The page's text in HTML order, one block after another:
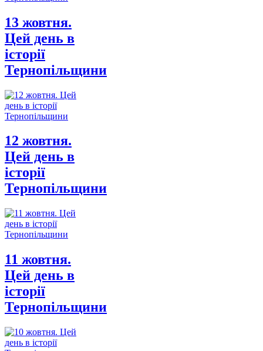
13 жовтня.
Цей день в
історії
Тернопільщини
12 жовтня.
Цей день в
історії
Тернопільщини
11 жовтня.
Цей день в
історії
Тернопільщини